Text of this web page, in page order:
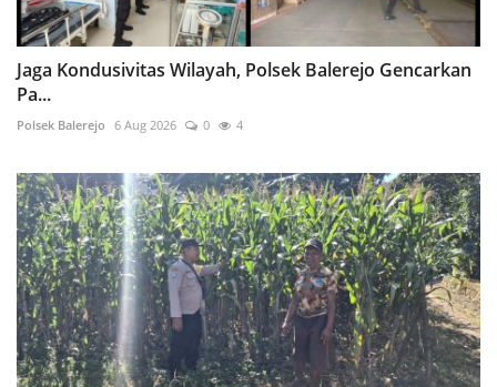
Jaga Kondusivitas Wilayah, Polsek Balerejo Gencarkan
Pa...
Polsek Balerejo 6 Aug 2026 0 4